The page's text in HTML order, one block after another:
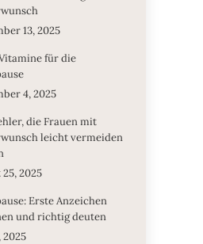
13, 2025
für die
4, 2025
die Frauen mit
leicht vermeiden
2025
Erste Anzeichen
und richtig deuten
2025